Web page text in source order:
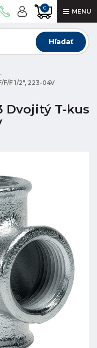
0 MENU
Hľadať
F 1/2", 223-04V
Dvojitý T-kus